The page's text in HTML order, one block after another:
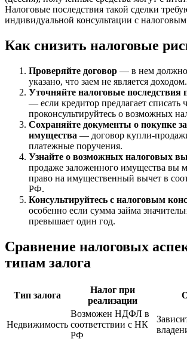
Налоговые последствия такой сделки
индивидуальной консультации с
Как снизить налоговые
Проверяйте договор — в нем должно
указано, что заем не является доходом.
Уточняйте налоговые последствия
— если кредитор предлагает списать
проконсультируйтесь о возможных
Сохраняйте документы о покупке
имущества — договор купли-
платежные поручения.
Узнайте о возможных налоговых
продаже заложенного имущества вы
право на имущественный вычет в
РФ.
Консультируйтесь с налоговым
особенно если сумма займа
превышает один год.
Сравнение налоговых
типам залога
Тип залога
Налог при
реализации
Недвижимость
Возможен НДФЛ в
соответствии с НК
РФ